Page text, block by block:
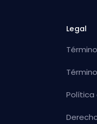
Legal
Política